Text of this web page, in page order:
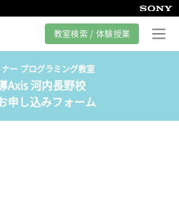
教室検索 / 体験授業
とは
ナー プログラミング教室
Axis 河内長野校
申し込みフォーム